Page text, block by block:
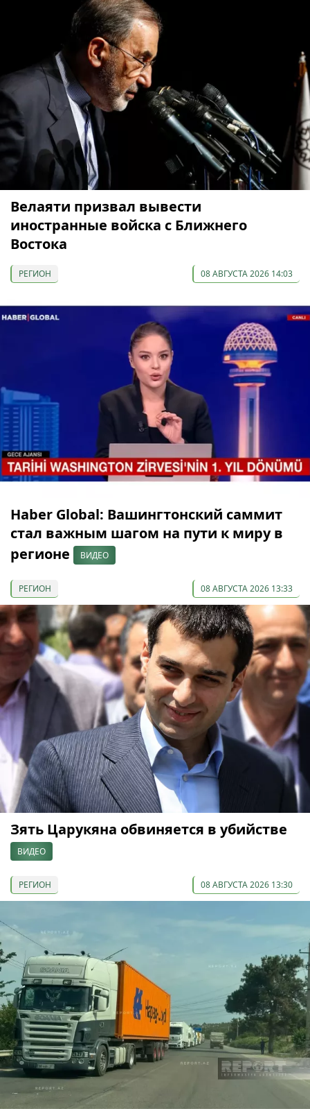
Велаяти призвал вывести
иностранные войска с Ближнего
Востока
РЕГИОН 08 АВГУСТА 2026 14:03
Haber Global: Вашингтонский саммит
стал важным шагом на пути к миру в
регионе
ВИДЕО
РЕГИОН 08 АВГУСТА 2026 13:33
Зять Царукяна обвиняется в убийстве
ВИДЕО
РЕГИОН 08 АВГУСТА 2026 13:30